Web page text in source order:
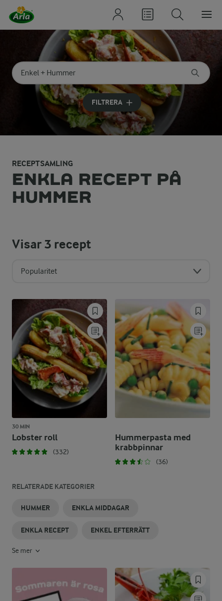
Sök på kategori eller ingrediens
Skriv in sökord för att få förslag
FILTRERA
RECEPTSAMLING
ENKLA RECEPT PÅ
HUMMER
Visar3 recept
Popularitet
30 MIN
Lobster roll
(332)
Hummerpasta med
krabbpinnar
(36)
RELATERADE KATEGORIER
HUMMER ENKLA MIDDAGAR
ENKLA RECEPT ENKEL EFTERRÄTT
Se mer